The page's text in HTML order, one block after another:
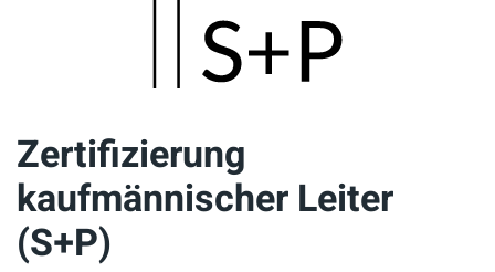
content
Zertifizierung
kaufmännischer Leiter
(S+P)